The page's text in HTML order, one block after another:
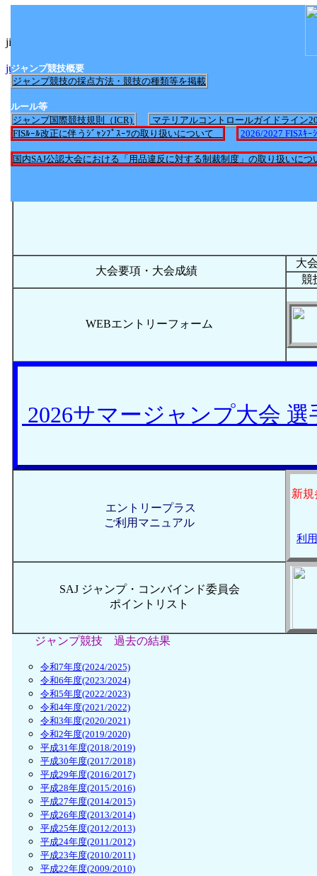
大会要項・大会成績
大
競
WEBエントリーフォーム
2026サマージャンプ大会
エントリープラス
ご利用マニュアル
新
利
SAJ ジャンプ・コンバインド委員会
ポイントリスト
ジャンプ競技 過去の結果
令和7年度(2024/2025)
令和6年度(2023/2024)
令和5年度(2022/2023)
令和4年度(2021/2022)
令和3年度(2020/2021)
令和2年度(2019/2020)
平成31年度(2018/2019)
平成30年度(2017/2018)
平成29年度(2016/2017)
平成28年度(2015/2016)
平成27年度(2014/2015)
平成26年度(2013/2014)
平成25年度(2012/2013)
平成24年度(2011/2012)
平成23年度(2010/2011)
平成22年度(2009/2010)
ジャンプ競技概要
ジャンプ競技の採点方法・競技の種類等を掲載
ルール等
ジャンプ国際競技規則（ICR)
マテリアルコントロールガイドライ
FISﾙｰﾙ改正に伴うｼﾞｬﾝﾌﾟｽｰﾂの取り扱いについて
2026/2027 FISｽｷ
国内SAJ公認大会における「用品違反に対する制裁制度」の取り扱いにつ
jimp_nittei2017.htmlへのリンク
jump_nittei2025.htmlへのリンク